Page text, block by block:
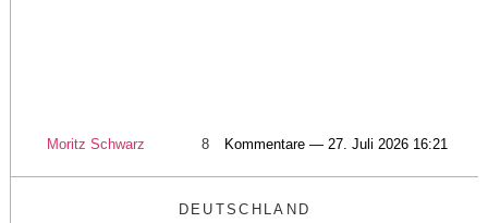
Moritz Schwarz 8 Kommentare — 27. Juli 2026 16:21
DEUTSCHLAND